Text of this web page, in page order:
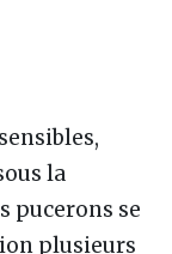
la
pucerons se
plusieurs